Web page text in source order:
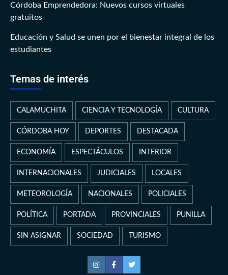
Córdoba Emprendedora: Nuevos cursos virtuales
gratuitos
Educación y Salud se unen por el bienestar integral de los
estudiantes
Temas de interés
CALAMUCHITA CIENCIA Y TECNOLOGÍA CULTURA
CÓRDOBA HOY DEPORTES DESTACADA
ECONOMÍA ESPECTÁCULOS INTERIOR
INTERNACIONALES JUDICIALES LOCALES
METEOROLOGÍA NACIONALES POLICIALES
POLÍTICA PORTADA PROVINCIALES PUNILLA
SIN ASIGNAR SOCIEDAD TURISMO